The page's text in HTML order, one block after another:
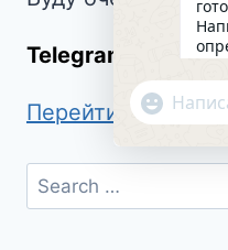
Telegram
Перейти в БЛОГ
в
12:36